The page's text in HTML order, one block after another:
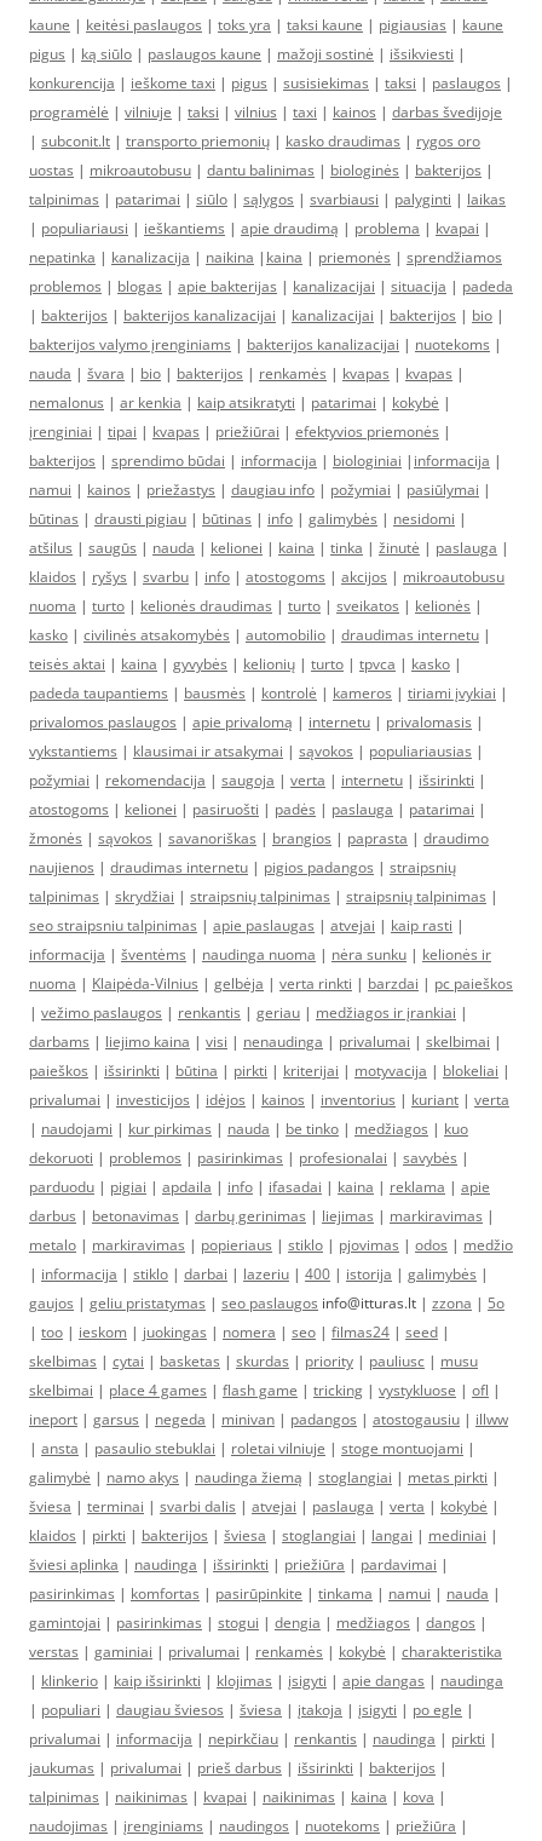
kaune | keitėsi paslaugos | toks yra | taksi kaune | pigiausias | kaune
pigus | ką siūlo | paslaugos kaune | mažoji sostinė | išsikviesti |
konkurencija | ieškome taxi | pigus | susisiekimas | taksi | paslaugos |
programėlė | vilniuje | taksi | vilnius | taxi | kainos | darbas švedijoje
| subconit.lt | transporto priemonių | kasko draudimas | rygos oro
uostas | mikroautobusu | dantu balinimas | biologinės | bakterijos |
talpinimas | patarimai | siūlo | sąlygos | svarbiausi | palyginti | laikas
| populiariausi | ieškantiems | apie draudimą | problema | kvapai |
nepatinka | kanalizacija | naikina | kaina | priemonės | sprendžiamos
problemos | blogas | apie bakterijas | kanalizacijai | situacija | padeda
| bakterijos | bakterijos kanalizacijai | kanalizacijai | bakterijos | bio |
bakterijos valymo įrenginiams | bakterijos kanalizacijai | nuotekoms |
nauda | švara | bio | bakterijos | renkamės | kvapas | kvapas |
nemalonus | ar kenkia | kaip atsikratyti | patarimai | kokybė |
įrenginiai | tipai | kvapas | priežiūrai | efektyvios priemonės |
bakterijos | sprendimo būdai | informacija | biologiniai | informacija |
namui | kainos | priežastys | daugiau info | požymiai | pasiūlymai |
būtinas | drausti pigiau | būtinas | info | galimybės | nesidomi |
atšilus | saugūs | nauda | kelionei | kaina | tinka | žinutė | paslauga |
klaidos | ryšys | svarbu | info | atostogoms | akcijos | mikroautobusu
nuoma | turto | kelionės draudimas | turto | sveikatos | kelionės |
kasko | civilinės atsakomybės | automobilio | draudimas internetu |
teisės aktai | kaina | gyvybės | kelionių | turto | tpvca | kasko |
padeda taupantiems | bausmės | kontrolė | kameros | tiriami įvykiai |
privalomos paslaugos | apie privalomą | internetu | privalomasis |
vykstantiems | klausimai ir atsakymai | sąvokos | populiariausias |
požymiai | rekomendacija | saugoja | verta | internetu | išsirinkti |
atostogoms | kelionei | pasiruošti | padės | paslauga | patarimai |
žmonės | sąvokos | savanoriškas | brangios | paprasta | draudimo
naujienos | draudimas internetu | pigios padangos | straipsnių
talpinimas | skrydžiai | straipsnių talpinimas | straipsnių talpinimas |
seo straipsniu talpinimas | apie paslaugas | atvejai | kaip rasti |
informacija | šventėms | naudinga nuoma | nėra sunku | kelionės ir
nuoma | Klaipėda-Vilnius | gelbėja | verta rinkti | barzdai | pc paieškos
| vežimo paslaugos | renkantis | geriau | medžiagos ir įrankiai |
darbams | liejimo kaina | visi | nenaudinga | privalumai | skelbimai |
paieškos | išsirinkti | būtina | pirkti | kriterijai | motyvacija | blokeliai |
privalumai | investicijos | idėjos | kainos | inventorius | kuriant | verta
| naudojami | kur pirkimas | nauda | be tinko | medžiagos | kuo
dekoruoti | problemos | pasirinkimas | profesionalai | savybės |
parduodu | pigiai | apdaila | info | ifasadai | kaina | reklama | apie
darbus | betonavimas | darbų gerinimas | liejimas | markiravimas |
metalo | markiravimas | popieriaus | stiklo | pjovimas | odos | medžio
| informacija | stiklo | darbai | lazeriu | 400 | istorija | galimybės |
gaujos | geliu pristatymas | seo paslaugos info@itturas.lt | zzona | 5o
| too | ieskom | juokingas | nomera | seo | filmas24 | seed |
skelbimas | cytai | basketas | skurdas | priority | pauliusc | musu
skelbimai | place 4 games | flash game | tricking | vystykluose | ofl |
ineport | garsus | negeda | minivan | padangos | atostogausiu | illww
| ansta | pasaulio stebuklai | roletai vilniuje | stoge montuojami |
galimybė | namo akys | naudinga žiemą | stoglangiai | metas pirkti |
šviesa | terminai | svarbi dalis | atvejai | paslauga | verta | kokybė |
klaidos | pirkti | bakterijos | šviesa | stoglangiai | langai | mediniai |
šviesi aplinka | naudinga | išsirinkti | priežiūra | pardavimai |
pasirinkimas | komfortas | pasirūpinkite | tinkama | namui | nauda |
gamintojai | pasirinkimas | stogui | dengia | medžiagos | dangos |
verstas | gaminiai | privalumai | renkamės | kokybė | charakteristika
| klinkerio | kaip išsirinkti | klojimas | įsigyti | apie dangas | naudinga
| populiari | daugiau šviesos | šviesa | įtakoja | įsigyti | po egle |
privalumai | informacija | nepirkčiau | renkantis | naudinga | pirkti |
jaukumas | privalumai | prieš darbus | išsirinkti | bakterijos |
talpinimas | naikinimas | kvapai | naikinimas | kaina | kova |
naudojimas | įrenginiams | naudingos | nuotekoms | priežiūra |